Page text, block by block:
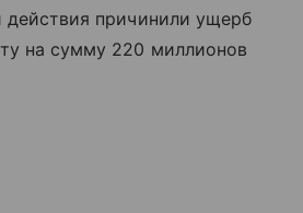
действия причинили ущерб
на сумму 220 миллионов